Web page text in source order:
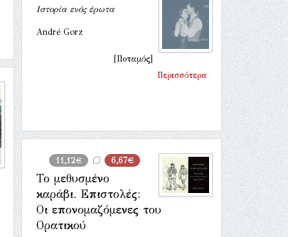
Ιστορία ενός έρωτα
André Gorz
[Ποταμός]
Περισσότερα
11,12€ 6,67€
Το μεθυσμένο
καράβι. Επιστολές:
Οι επονομαζόμενες του
Ορατικού